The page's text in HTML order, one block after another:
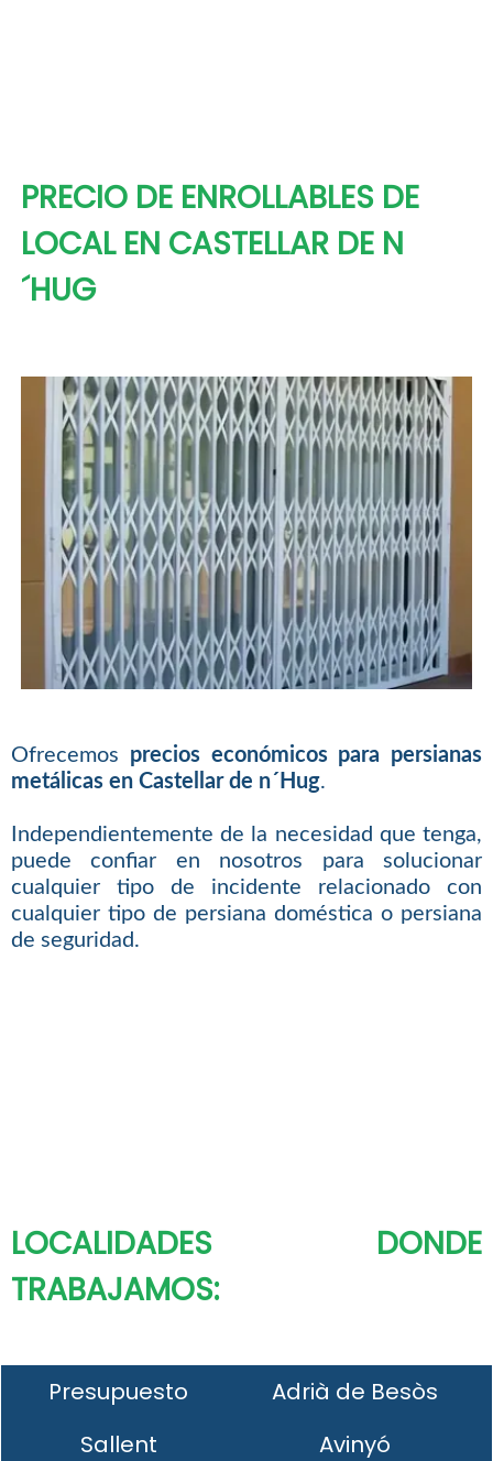
PRECIO DE ENROLLABLES DE
LOCAL EN CASTELLAR DE N
´HUG
Ofrecemos precios económicos para persianas
metálicas en Castellar de n´Hug.
Independientemente de la necesidad que tenga,
puede confiar en nosotros para solucionar
cualquier tipo de incidente relacionado con
cualquier tipo de persiana doméstica o persiana
de seguridad.
LOCALIDADES DONDE
TRABAJAMOS:
Presupuesto
Adrià de Besòs
Sallent
Avinyó